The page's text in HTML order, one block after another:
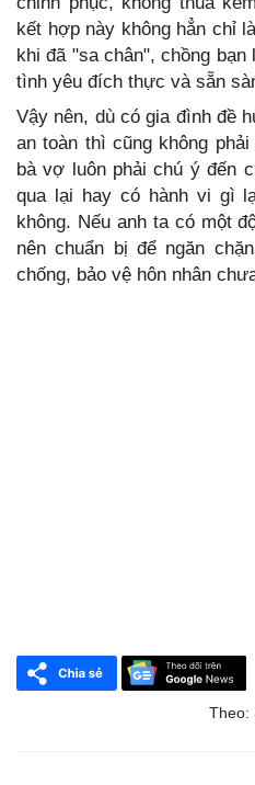
kết hợp này không hẳn chỉ
khi đã "sa chân", chồng
tình yêu đích thực và sẵn
Vậy nên, dù có gia đình đề
an toàn thì cũng không
bà vợ luôn phải chú ý đến
qua lại hay có hành vi gì
không. Nếu anh ta có một
nên chuẩn bị để ngăn
chống, bảo vệ hôn nhân
Theo: